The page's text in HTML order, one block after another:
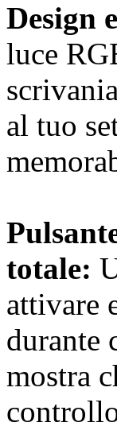
Design
luce
al tuo
totale:
attivare
durante
mostra